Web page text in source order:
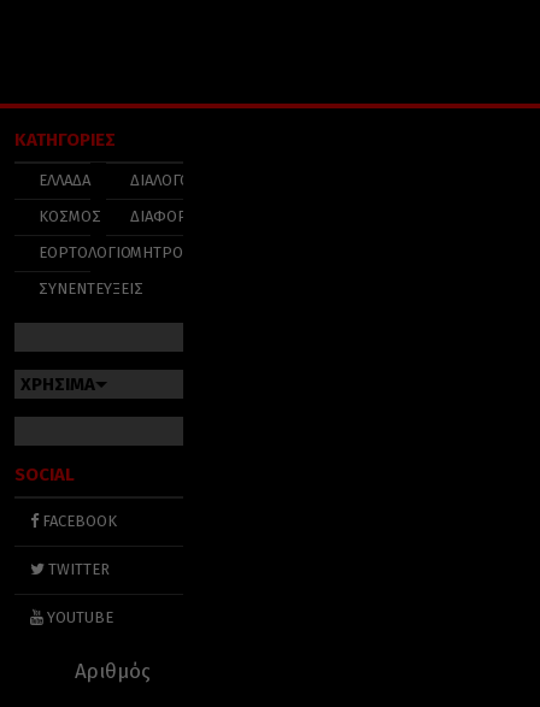
ΚΑΤΗΓΟΡΙΕΣ
ΕΛΛΑΔΑ
ΚΟΣΜΟΣ
ΕΟΡΤΟΛΟΓΙΟ
ΣΥΝΕΝΤΕΥΞΕΙΣ
ΔΙΑΛΟΓΟΣ
ΔΙΑΦΟΡΑ
ΜΗΤΡΟΠΟΛΕΙΣ
ΧΡΗΣΙΜΑ
SOCIAL
FACEBOOK
TWITTER
YOUTUBE
Αριθμός